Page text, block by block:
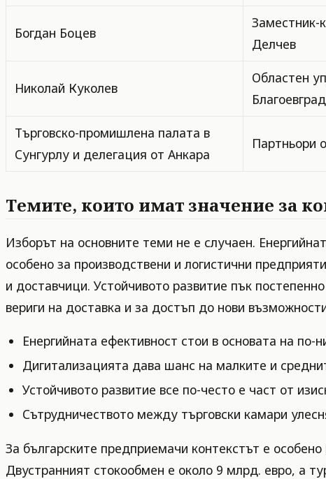
Богдан Боцев
Заместник-
Делчев
Николай Куколев
Областен
Благоевград
Търговско-промишлена палата в
Сунгурлу и делегация от Анкара
Партньори
Темите, които имат значение за
Изборът на основните теми не е случаен.
особено за производствени и логистични
и доставчици. Устойчивото развитие пък
вериги на доставка и за достъп до нови
Енергийната ефективност стои в основата на
Дигитализацията дава шанс на малките и
Устойчивото развитие все по-често е част от
Сътрудничеството между търговски камари
За българските предприемачи контекстът е
Двустранният стокообмен е около 9 млрд. евро, а